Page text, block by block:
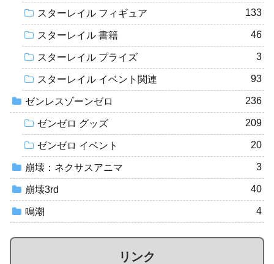
スターレイル フィギュア 133
スターレイル 書籍 46
スターレイル プライズ 3
スターレイル イベント関連 93
ゼンレスゾーンゼロ 236
ゼンゼロ グッズ 209
ゼンゼロ イベント 20
崩壊：ネクサスアニマ 3
崩壊3rd 40
鳴潮 4
リンク